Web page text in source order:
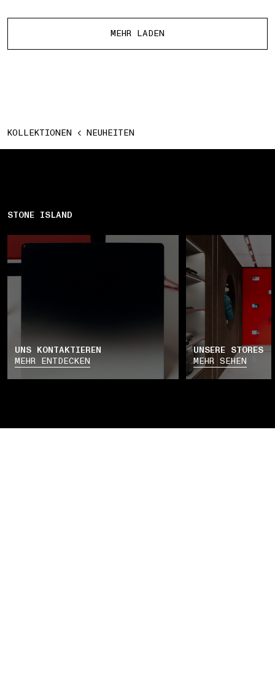
MEHR LADEN
KOLLEKTIONEN NEUHEITEN
STONE ISLAND
UNS KONTAKTIEREN
MEHR ENTDECKEN
UNSERE STORES
MEHR SEHEN